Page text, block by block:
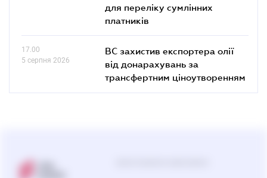
для переліку сумлінних
платників
17.00
5 серпня 2026
ВС захистив експортера олії
від донарахувань за
трансфертним ціноутворенням